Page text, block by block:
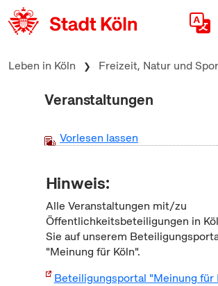
zum Inhalt springen
Leben in Köln Freizeit, Natur und
Veranstaltungen
Vorlesen lassen
Hinweis:
Alle Veranstaltungen mit/zu
Öffentlichkeitsbeteiligungen in
Sie auf unserem
"Meinung für Köln".
Beteiligungsportal "Meinung für